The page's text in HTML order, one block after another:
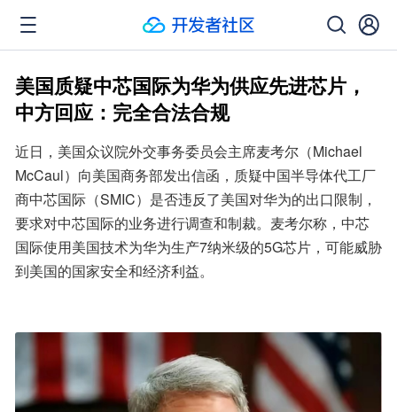
美国质疑中芯国际为华为供应先进芯片，
中方回应：完全合法合规
近日，美国众议院外交事务委员会主席麦考尔（Michael
McCaul）向美国商务部发出信函，质疑中国半导体代工厂
商中芯国际（SMIC）是否违反了美国对华为的出口限制，
要求对中芯国际的业务进行调查和制裁。麦考尔称，中芯
国际使用美国技术为华为生产7纳米级的5G芯片，可能威胁
到美国的国家安全和经济利益。